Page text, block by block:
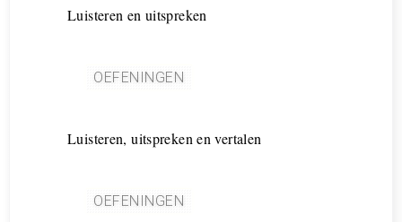
Luisteren en uitspreken
OEFENINGEN
Luisteren, uitspreken en vertalen
OEFENINGEN